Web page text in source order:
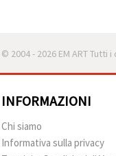
© 2004 - 2026 EM ART Tutti
INFORMAZIONI
Chi siamo
Informativa sulla privacy